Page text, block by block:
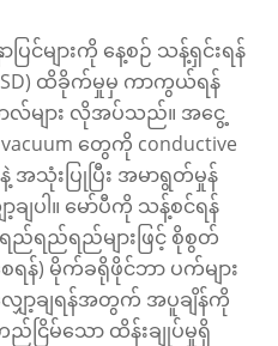
ပြင်များကို နေ့စဉ် သန့်ရှင်းရန်
ထိခိုက်မှုမှ ကာကွယ်ရန်
လ်များ လိုအပ်သည်။ အငွေ့
တွေကို conductive
နဲ့ အသုံးပြုပြီး အမာရွတ်မှုန်
ပါ။ မော်ပီကို သန့်စင်ရန်
ည်ရည်ရည်များဖြင့် စိုစွတ်
န်) မိုက်ခရိုဖိုင်ဘာ ပက်များ
ော့ချရန်အတွက် အပူချိန်ကို
ငြိမ်သော ထိန်းချုပ်မှုရှိ